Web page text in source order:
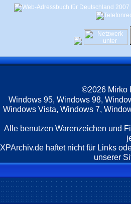
©2026 Mirko
Windows 95, Windows 98,
Windows Vista, Windows 7,
Alle benutzen Warenzeichen und
XPArchiv.de haftet nicht für Links
unserer